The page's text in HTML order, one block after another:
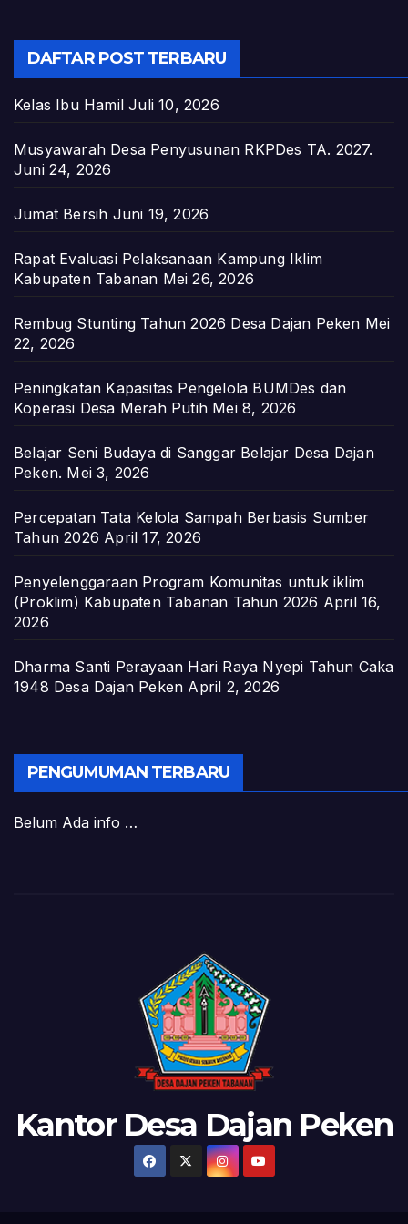
DAFTAR POST TERBARU
Kelas Ibu Hamil Juli 10, 2026
Musyawarah Desa Penyusunan RKPDes TA. 2027.
Juni 24, 2026
Jumat Bersih Juni 19, 2026
Rapat Evaluasi Pelaksanaan Kampung Iklim
Kabupaten Tabanan Mei 26, 2026
Rembug Stunting Tahun 2026 Desa Dajan Peken Mei
22, 2026
Peningkatan Kapasitas Pengelola BUMDes dan
Koperasi Desa Merah Putih Mei 8, 2026
Belajar Seni Budaya di Sanggar Belajar Desa Dajan
Peken. Mei 3, 2026
Percepatan Tata Kelola Sampah Berbasis Sumber
Tahun 2026 April 17, 2026
Penyelenggaraan Program Komunitas untuk iklim
(Proklim) Kabupaten Tabanan Tahun 2026 April 16,
2026
Dharma Santi Perayaan Hari Raya Nyepi Tahun Caka
1948 Desa Dajan Peken April 2, 2026
PENGUMUMAN TERBARU
Belum Ada info …
Kantor Desa Dajan Peken